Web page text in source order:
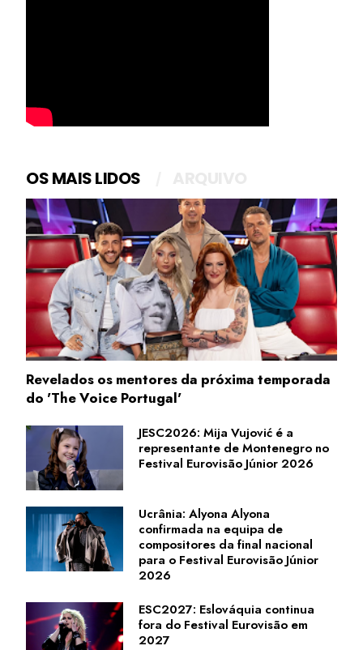
OS MAIS LIDOS
Revelados os mentores da próxima temporada
do 'The Voice Portugal'
JESC2026: Mija Vujović é a
representante de Montenegro no
Festival Eurovisão Júnior 2026
Ucrânia: Alyona Alyona
confirmada na equipa de
compositores da final nacional
para o Festival Eurovisão Júnior
2026
ESC2027: Eslováquia continua
fora do Festival Eurovisão em
2027